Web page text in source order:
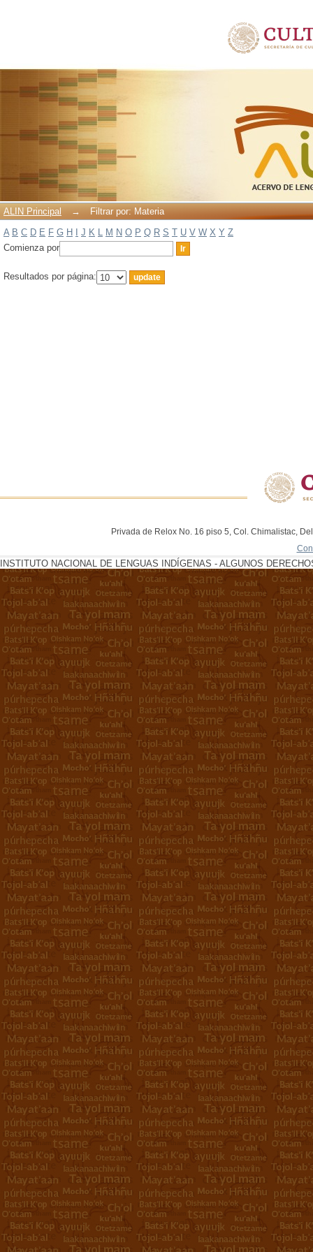
ALIN Principal →
Filtrar por: Materia
A B C D E F G H J K L M N O P Q R S T U V W X Y Z
Comienza por
Resultados por página:
Privada de Relox No. 16 piso 5, Col. Chimalistac,
INSTITUTO NACIONAL DE LENGUAS INDÍGENAS - ALGUNOS